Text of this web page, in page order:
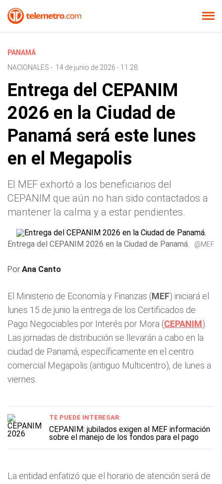
PANAMÁ
NACIONALES - 14 de junio de 2026 - 11:28
Entrega del CEPANIM
2026 en la Ciudad de
Panamá será este lunes
en el Megapolis
El MEF exhortó a los beneficiarios del
CEPANIM que aún no han sido contactados a
mantener la calma y a estar pendientes.
Entrega del CEPANIM 2026 en la Ciudad de Panamá. @MEF
PorAna Canto
El Ministerio de Economía y Finanzas (MEF) iniciará el
lunes 15 de junio la entrega de los Certificados de
Pago Negociables por Interés por Mora (CEPANIM).
Las jornadas de distribución se llevarán a cabo en la
ciudad de Panamá, específicamente en el centro
comercial Megapolis (antiguo Multicentro), de lunes a
viernes.
TE PUEDE INTERESAR:
CEPANIM: jubilados exigen al MEF información
sobre el manejo de los fondos para el pago
La entidad enfatizó que el horario de atención será de